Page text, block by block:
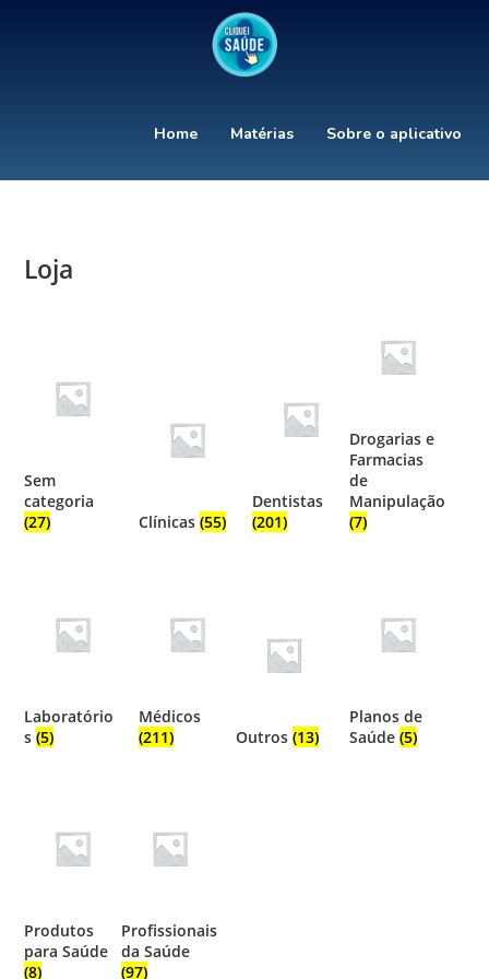
Home Matérias Sobre o aplicativo
Loja
Sem
categoria
(27)
Clínicas (55)
Dentistas
(201)
Drogarias e
Farmacias
de
Manipulação
(7)
Laboratório
s(5)
Médicos
(211)
Outros (13)
Planos de
Saúde (5)
Produtos
para Saúde
(8)
Profissionais
da Saúde
(97)